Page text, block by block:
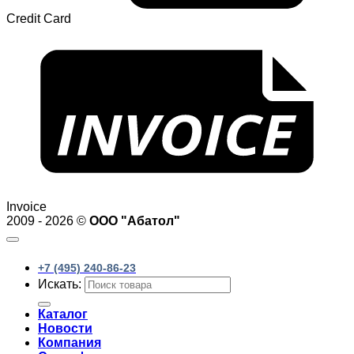
Credit Card
Invoice
2009 - 2026 © ООО "Абатол"
+7 (495) 240-86-23
Искать:
Каталог
Новости
Компания